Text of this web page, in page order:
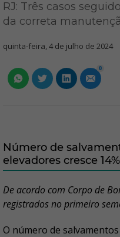
RJ: Três casos
da correta
quinta-feira, 4 de julho de 2024
0
Número de
elevadores cresce
De acordo com Corpo de
registrados no primeiro
O número de